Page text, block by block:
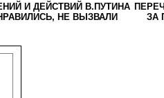
И ДЕЙСТВИЙ В.ПУТИНА
НЕ ВЫЗВАЛИ
ЗА